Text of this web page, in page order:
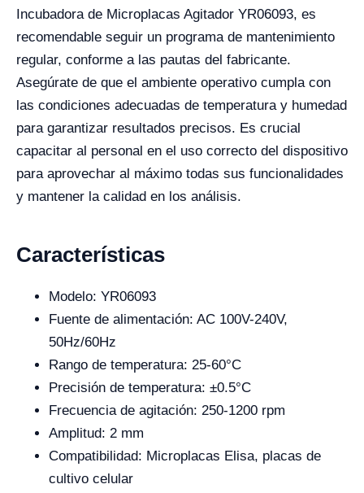
Incubadora de Microplacas Agitador YR06093, es
recomendable seguir un programa de mantenimiento
regular, conforme a las pautas del fabricante.
Asegúrate de que el ambiente operativo cumpla con
las condiciones adecuadas de temperatura y humedad
para garantizar resultados precisos. Es crucial
capacitar al personal en el uso correcto del dispositivo
para aprovechar al máximo todas sus funcionalidades
y mantener la calidad en los análisis.
Características
Modelo: YR06093
Fuente de alimentación: AC 100V-240V,
50Hz/60Hz
Rango de temperatura: 25-60°C
Precisión de temperatura: ±0.5°C
Frecuencia de agitación: 250-1200 rpm
Amplitud: 2 mm
Compatibilidad: Microplacas Elisa, placas de
cultivo celular